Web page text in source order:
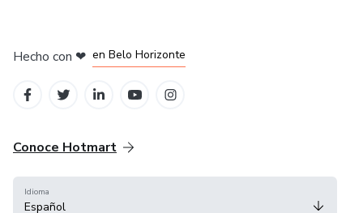
Hecho con ❤ en Belo Horizonte
Conoce Hotmart
Idioma
Español